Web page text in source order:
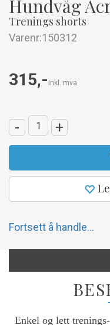
Hundvåg
Trenings shorts
Varenr:150312
315,- Inkl. mva
- +
Fortsett å handle...
Enkel og lett